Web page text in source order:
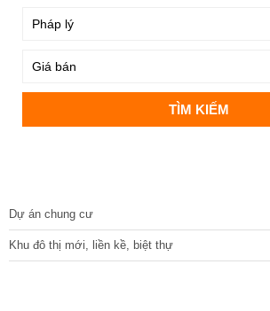
Dự án chung cư
Khu đô thị mới, liền kề, biệt thự